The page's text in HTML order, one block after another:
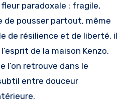
paradoxale : fragile,
de pousser partout, même
de résilience et de liberté, il
de la maison Kenzo.
l’on retrouve dans le
entre douceur